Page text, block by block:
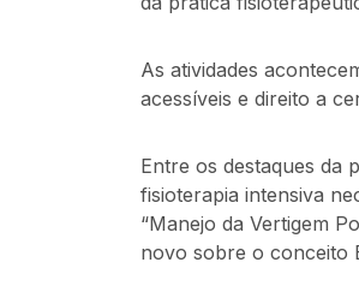
As atividades
acessíveis e direito a
Entre os destaques da
fisioterapia intensiva
“Manejo da Vertigem
novo sobre o conceito